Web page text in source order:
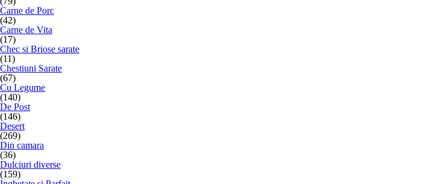
Carne de Porc
(42)
Carne de Vita
(17)
Chec si Briose sarate
(11)
Chestiuni Sarate
(67)
Cu Legume
(140)
De Post
(146)
Desert
(269)
Din camara
(36)
Dulciuri diverse
(159)